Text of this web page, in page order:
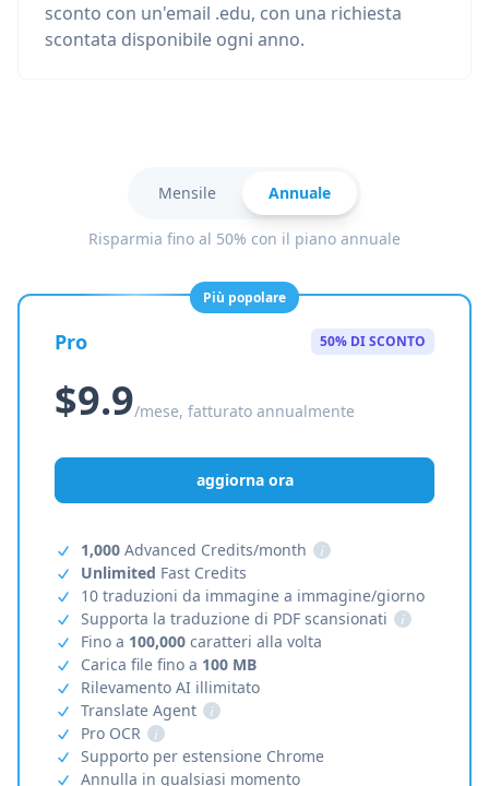
sconto con un'email .edu, con una richiesta
scontata disponibile ogni anno.
Mensile Annuale
Risparmia fino al 50% con il piano annuale
Più popolare
Pro 50% DI SCONTO
$9.9/mese, fatturato annualmente
aggiorna ora
1,000 Advanced Credits/month
i
Unlimited Fast Credits
10 traduzioni da immagine a immagine/giorno
Supporta la traduzione di PDF scansionati
i
Fino a 100,000 caratteri alla volta
Carica file fino a 100 MB
Rilevamento AI illimitato
Translate Agent
i
Pro OCR
i
Supporto per estensione Chrome
Annulla in qualsiasi momento